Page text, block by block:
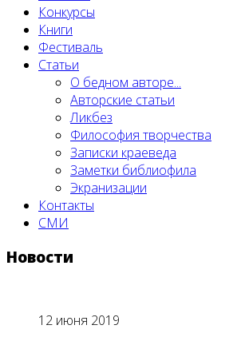
Конкурсы
Книги
Фестиваль
Статьи
О бедном авторе...
Авторские статьи
Ликбез
Философия творчества
Записки краеведа
Заметки библиофила
Экранизации
Контакты
СМИ
Новости
12 июня 2019